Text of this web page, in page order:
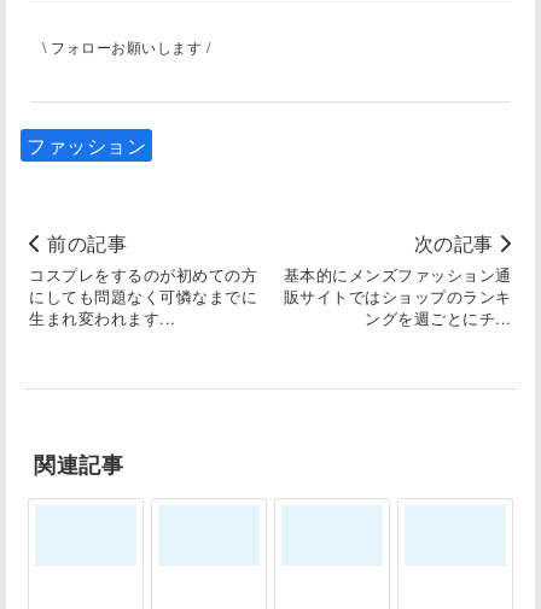
\ フォローお願いします /
ファッション
前の記事
コスプレをするのが初めての方
にしても問題なく可憐なまでに
生まれ変われます...
次の記事
基本的にメンズファッション通
販サイトではショップのランキ
ングを週ごとにチ...
関連記事